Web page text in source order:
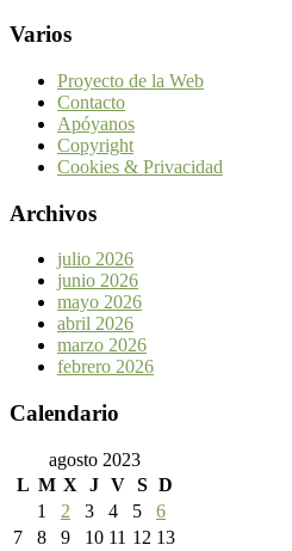
Varios
Proyecto de la Web
Contacto
Apóyanos
Copyright
Cookies & Privacidad
Archivos
julio 2026
junio 2026
mayo 2026
abril 2026
marzo 2026
febrero 2026
Calendario
agosto 2023
L M X J V S D
1
2 3 4 5
6
7
8 9 10 11 12 13